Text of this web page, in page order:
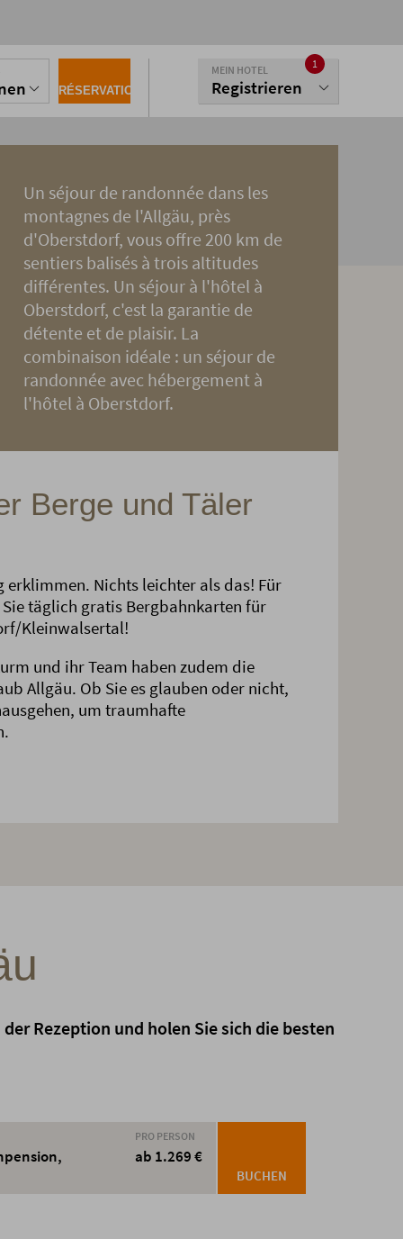
RÉSERVATION
MEIN HOTEL
Registrieren
1
Un séjour de randonnée dans les
montagnes de l'Allgäu, près
d'Oberstdorf, vous offre 200 km de
sentiers balisés à trois altitudes
différentes. Un séjour à l'hôtel à
Oberstdorf, c'est la garantie de
détente et de plaisir. La
combinaison idéale : un séjour de
randonnée avec hébergement à
l'hôtel à Oberstdorf.
Berge und Täler
erklimmen. Nichts leichter als das! Für
täglich gratis Bergbahnkarten für
Kleinwalsertal!
und ihr Team haben zudem die
Allgäu. Ob Sie es glauben oder nicht,
um traumhafte
Rezeption und holen Sie sich die besten
PRO PERSON
ab 1.269 €
BUCHEN